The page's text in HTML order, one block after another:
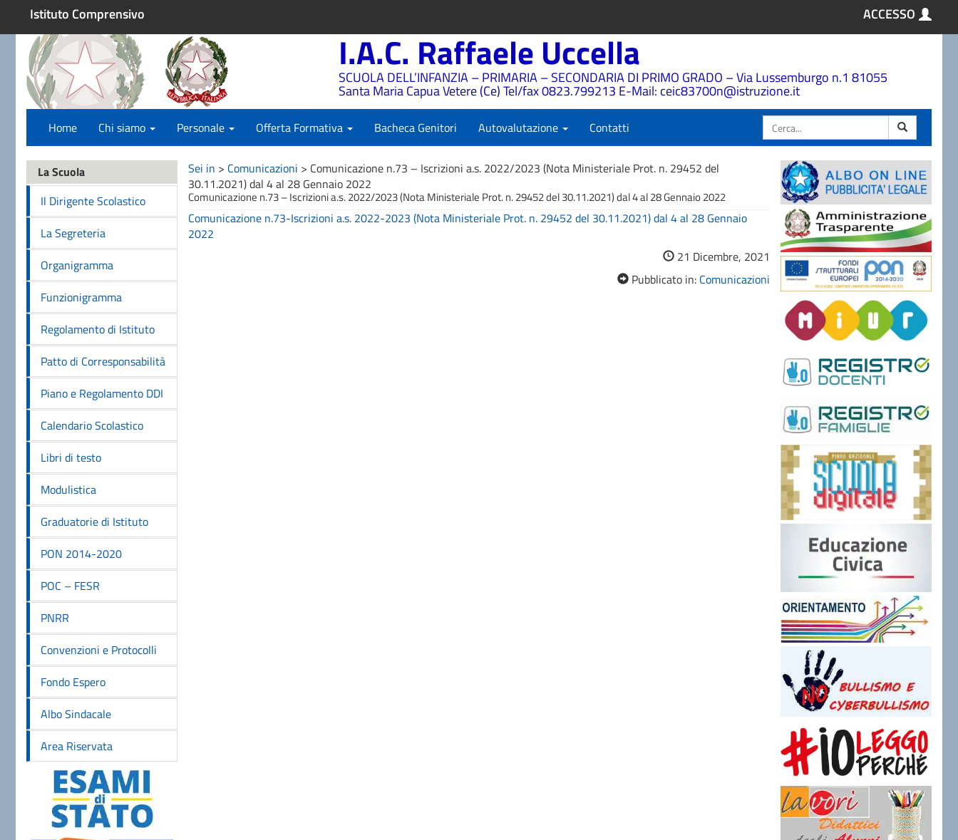
Istituto Comprensivo ACCESSO
I.A.C. Raffaele Uccella
SCUOLA DELL’INFANZIA – PRIMARIA – SECONDARIA DI PRIMO GRADO – Via Lussemburgo n.1 81055
Santa Maria Capua Vetere (Ce) Tel/fax 0823.799213 E-Mail: ceic83700n@istruzione.it
Cerca
Home Chi siamo Personale Offerta Formativa Bacheca Genitori Autovalutazione Contatti
La Scuola
Il Dirigente Scolastico
La Segreteria
Organigramma
Funzionigramma
Regolamento di Istituto
Patto di Corresponsabilità
Piano e Regolamento DDI
Calendario Scolastico
Libri di testo
Modulistica
Graduatorie di Istituto
PON 2014-2020
POC – FESR
PNRR
Convenzioni e Protocolli
Fondo Espero
Albo Sindacale
Area Riservata
Sei in > Comunicazioni > Comunicazione n.73 – Iscrizioni a.s. 2022/2023 (Nota Ministeriale Prot. n. 29452 del
30.11.2021) dal 4 al 28 Gennaio 2022
Comunicazione n.73 – Iscrizioni a.s. 2022/2023 (Nota Ministeriale Prot. n. 29452 del 30.11.2021) dal 4 al 28 Gennaio 2022
Comunicazione n.73-Iscrizioni a.s. 2022-2023 (Nota Ministeriale Prot. n. 29452 del 30.11.2021) dal 4 al 28 Gennaio
2022
21 Dicembre, 2021
Pubblicato in: Comunicazioni